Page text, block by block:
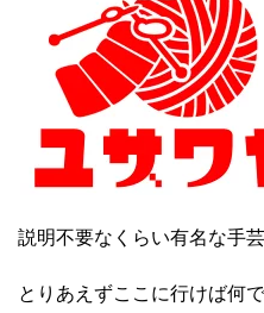
説明不要なくらい有名な手
とりあえずここに行けば何